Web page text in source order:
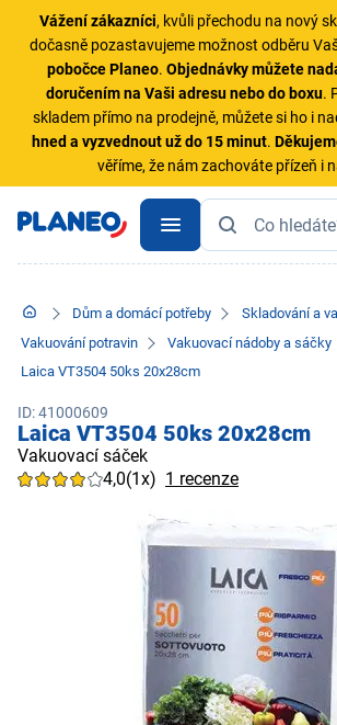
Vážení zákazníci, kvůli přechodu na nový
dočasně pozastavujeme možnost odběru
pobočce Planeo.Objednávky můžete
doručením na Vaši adresu nebo do boxu.
skladem přímo na prodejně, můžete si ho i
hned a vyzvednout už do 15 minut.
věříme, že nám zachováte přízeň i
Dům a domácí potřeby
Skladování a
Vakuování potravin
Vakuovací nádoby a sáčky
Laica VT3504 50ks 20x28cm
ID: 41000609
Laica VT3504 50ks 20x28cm
Vakuovací sáček
4,0(1x) 1 recenze